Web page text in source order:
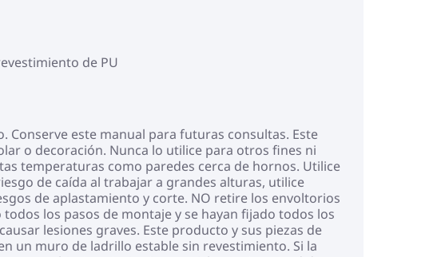
de PU
este manual para futuras consultas. Este
o decoración. Nunca lo utilice para otros fines ni
temperaturas como paredes cerca de hornos. Utilice
de caída al trabajar a grandes alturas, utilice
de aplastamiento y corte. NO retire los envoltorios
los pasos de montaje y se hayan fijado todos los
lesiones graves. Este producto y sus piezas de
un muro de ladrillo estable sin revestimiento. Si la